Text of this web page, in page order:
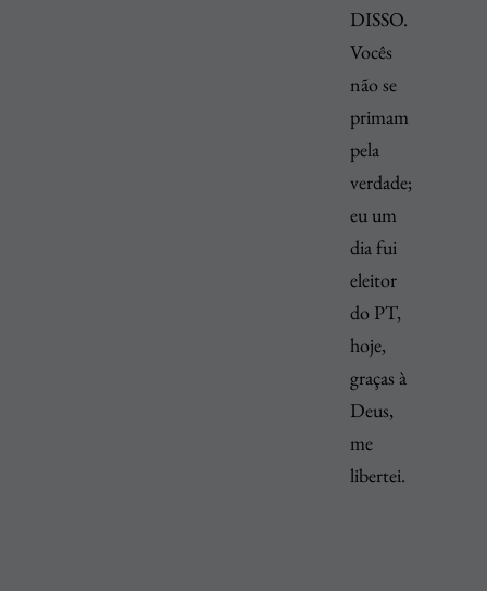
DISSO.
Vocês
não se
primam
pela
verdade;
eu um
dia fui
eleitor
do PT,
hoje,
graças à
Deus,
me
libertei.